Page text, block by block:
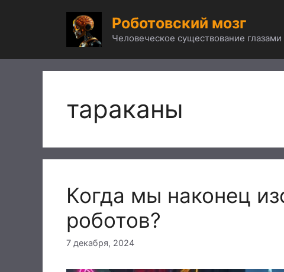
Роботовский мозг
Человеческое существование глазами
тараканы
Когда мы наконец
роботов?
7 декабря, 2024